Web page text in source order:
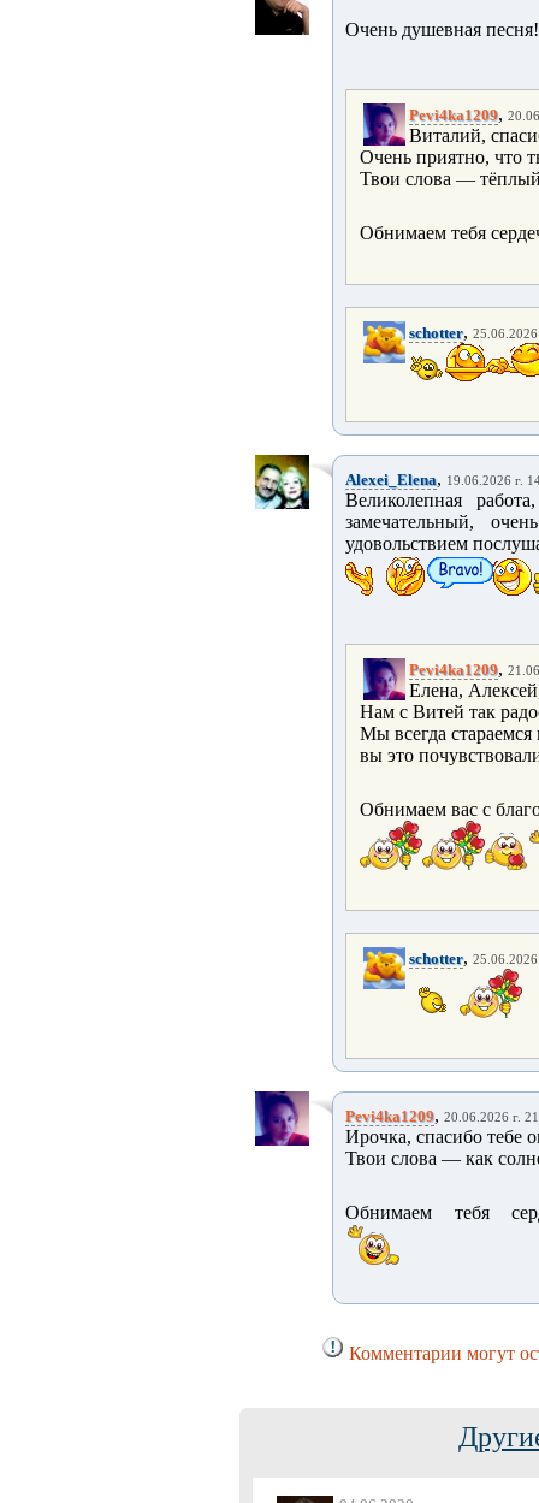
Очень душевная
Pevi4ka1209,
Виталий,
Очень приятно, что
Твои слова —
Обнимаем тебя
schotter,
Alexei_Elena, 19.06.2026 г.
Великолепная
замечательный,
удовольствием
Pevi4ka1209,
Елена,
Нам с Витей так
Мы всегда
вы это
Обнимаем вас с
schotter,
Pevi4ka1209, 20.06.2026 г.
Ирочка, спасибо тебе
Твои слова — как
Обнимаем тебя
Комментарии могут